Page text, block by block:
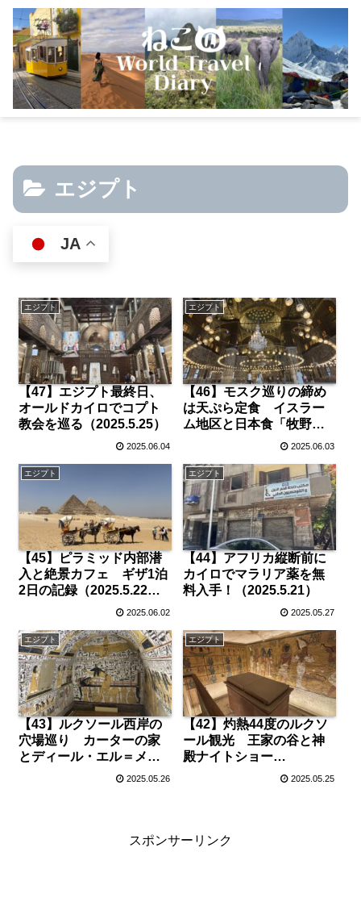
エジプト
JA
エジプト
【47】エジプト最終日、
オールドカイロでコプト
教会を巡る（2025.5.25）
2025.06.04
エジプト
【46】モスク巡りの締め
は天ぷら定食 イスラー
ム地区と日本食「牧野」
2025.06.03
エジプト
【45】ピラミッド内部潜
入と絶景カフェ ギザ1泊
2日の記録（2025.5.22〜
2025.06.02
エジプト
【44】アフリカ縦断前に
カイロでマラリア薬を無
料入手！（2025.5.21）
2025.05.27
エジプト
【43】ルクソール西岸の
穴場巡り カーターの家
とディール・エル＝メデ
ィナ（2025.5.20）2025.05.26
エジプト
【42】灼熱44度のルクソ
ール観光 王家の谷と神
殿ナイトショー
2025.05.25
スポンサーリンク